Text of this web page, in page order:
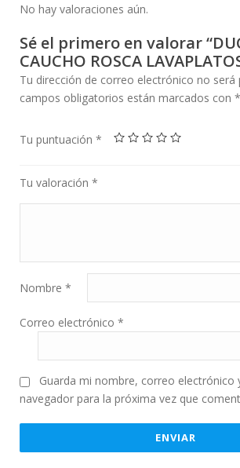
No hay valoraciones aún.
Sé el primero en valorar
CAUCHO ROSCA
Tu dirección de correo electrónico no será
campos obligatorios están marcados con *
Tu puntuación *
Tu valoración *
Nombre *
Correo electrónico *
Guarda mi nombre, correo electrónico
navegador para la próxima vez que